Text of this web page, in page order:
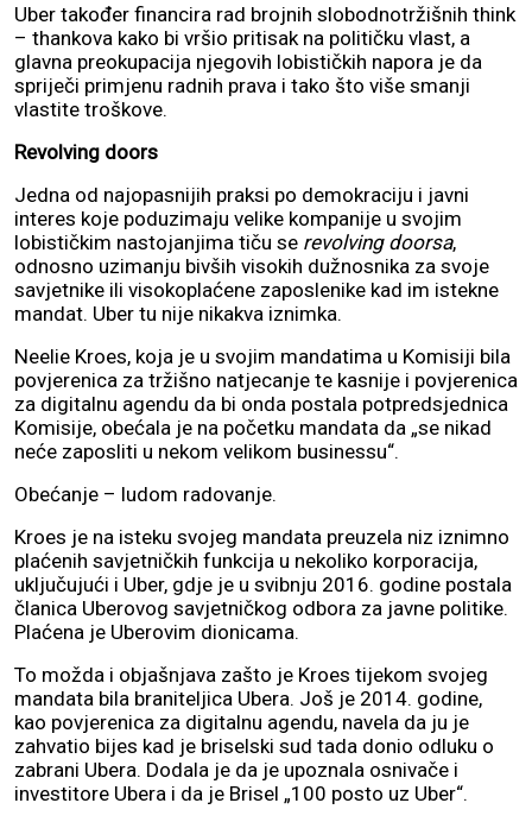
Uber također financira rad brojnih slobodnotržišnih think
– thankova kako bi vršio pritisak na političku vlast, a
glavna preokupacija njegovih lobističkih napora je da
spriječi primjenu radnih prava i tako što više smanji
vlastite troškove.
Revolving doors
Jedna od najopasnijih praksi po demokraciju i javni
interes koje poduzimaju velike kompanije u svojim
lobističkim nastojanjima tiču se revolving doorsa,
odnosno uzimanju bivših visokih dužnosnika za svoje
savjetnike ili visokoplaćene zaposlenike kad im istekne
mandat. Uber tu nije nikakva iznimka.
Neelie Kroes, koja je u svojim mandatima u Komisiji bila
povjerenica za tržišno natjecanje te kasnije i povjerenica
za digitalnu agendu da bi onda postala potpredsjednica
Komisije, obećala je na početku mandata da „se nikad
neće zaposliti u nekom velikom businessu“.
Obećanje – ludom radovanje.
Kroes je na isteku svojeg mandata preuzela niz iznimno
plaćenih savjetničkih funkcija u nekoliko korporacija,
uključujući i Uber, gdje je u svibnju 2016. godine postala
članica Uberovog savjetničkog odbora za javne politike.
Plaćena je Uberovim dionicama.
To možda i objašnjava zašto je Kroes tijekom svojeg
mandata bila braniteljica Ubera. Još je 2014. godine,
kao povjerenica za digitalnu agendu, navela da ju je
zahvatio bijes kad je briselski sud tada donio odluku o
zabrani Ubera. Dodala je da je upoznala osnivače i
investitore Ubera i da je Brisel „100 posto uz Uber“.